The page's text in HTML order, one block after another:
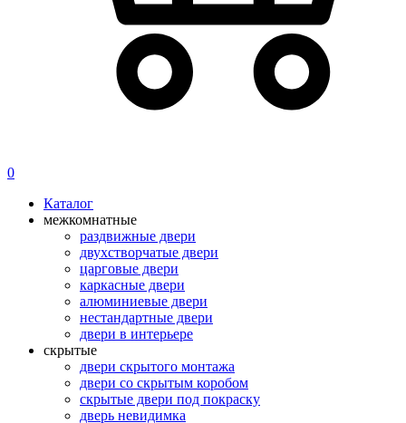
0
Каталог
межкомнатные
раздвижные двери
двухстворчатые двери
царговые двери
каркасные двери
алюминиевые двери
нестандартные двери
двери в интерьере
скрытые
двери скрытого монтажа
двери со скрытым коробом
скрытые двери под покраску
дверь невидимка